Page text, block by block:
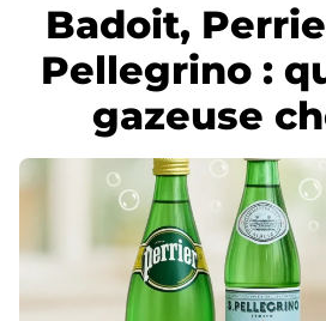
Badoit,
Pellegrino :
gazeuse